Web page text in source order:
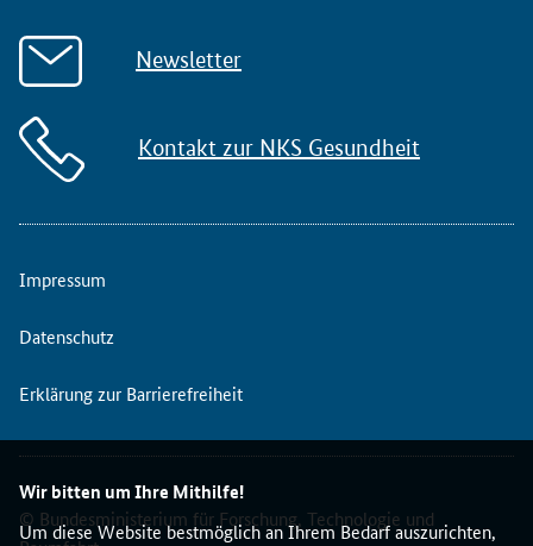
Wir bitten um Ihre Mithilfe!
Um diese Website bestmöglich an Ihrem Bedarf auszurichten,
Newsletter
Kontakt zur NKS Gesundheit
Impressum
Datenschutz
Erklärung zur Barrierefreiheit
© Bundesministerium für Forschung, Technologie und